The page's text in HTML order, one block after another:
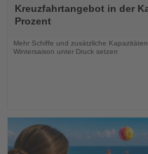
Sie
die
Kreuzfahrtangebot in der
Prozent
Mehr Schiffe und zusätzliche
Wintersaison unter Druck setzen